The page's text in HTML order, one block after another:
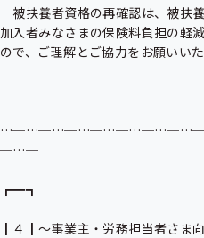
被扶養者資格の再確認は、被扶
加入者みなさまの保険料負担の軽
ので、ご理解とご協力をお願いいた
─…─
┏━┓
┃４┃～事業主・労務担当者さま